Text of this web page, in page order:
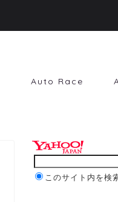
Auto Race
このサイト内を検